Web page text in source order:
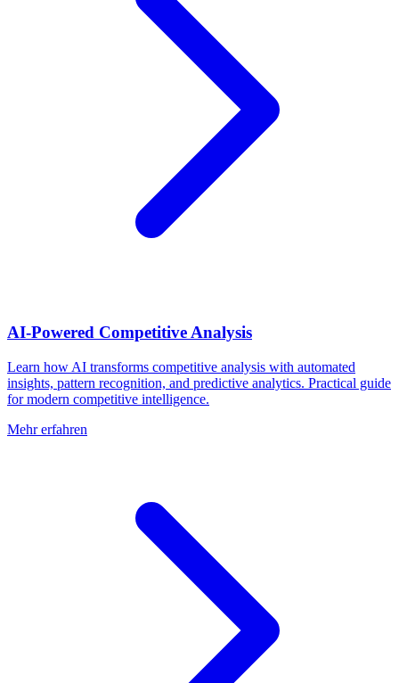
AI-Powered Competitive Analysis
Learn how AI transforms competitive analysis with automated
insights, pattern recognition, and predictive analytics. Practical guide
for modern competitive intelligence.
Mehr erfahren